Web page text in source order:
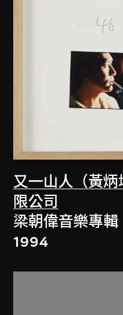
又一山人（黃炳
限公司
梁朝偉音樂專輯
1994